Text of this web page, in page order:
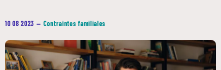
10 08 2023 — Contraintes familiales